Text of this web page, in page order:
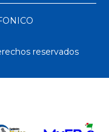
reservados